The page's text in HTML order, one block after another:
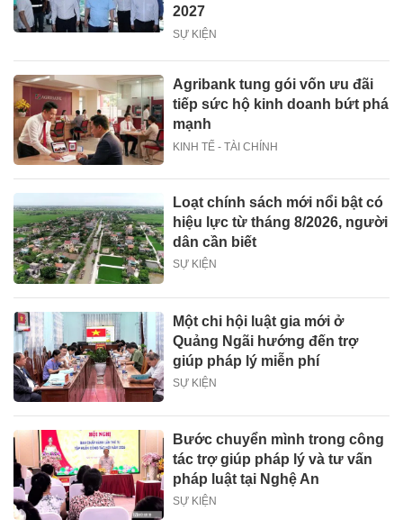
2027
SỰ KIỆN
Agribank tung gói vốn ưu đãi
tiếp sức hộ kinh doanh bứt phá
mạnh
KINH TẾ - TÀI CHÍNH
Loạt chính sách mới nổi bật có
hiệu lực từ tháng 8/2026, người
dân cần biết
SỰ KIỆN
Một chi hội luật gia mới ở
Quảng Ngãi hướng đến trợ
giúp pháp lý miễn phí
SỰ KIỆN
Bước chuyển mình trong công
tác trợ giúp pháp lý và tư vấn
pháp luật tại Nghệ An
SỰ KIỆN